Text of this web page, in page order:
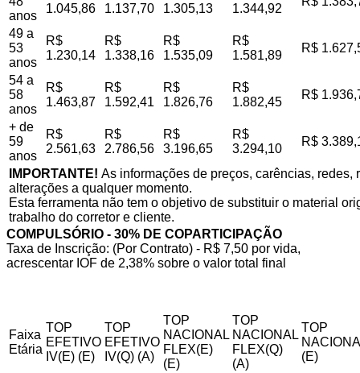
anos
1.045,86
1.137,70
1.305,13
1.344,92
49 a
53
anos
R$
1.230,14
R$
1.338,16
R$
1.535,09
R$
1.581,89
R$
54 a
58
anos
R$
1.463,87
R$
1.592,41
R$
1.826,76
R$
1.882,45
R$
+ de
59
anos
R$
2.561,63
R$
2.786,56
R$
3.196,65
R$
3.294,10
R$
IMPORTANTE! As informações de preços, carências,
alterações a qualquer momento.
Esta ferramenta não tem o objetivo de substituir o material
trabalho do corretor e cliente.
COMPULSÓRIO - 30% DE COPARTICIPAÇÃO
Taxa de Inscrição: (Por Contrato) - R$ 7,50 por vida,
acrescentar IOF de 2,38% sobre o valor total final
Faixa
Etária
TOP
EFETIVO
IV(E) (E)
TOP
EFETIVO
IV(Q) (A)
TOP
NACIONAL
FLEX(E)
(E)
TOP
NACIONAL
FLEX(Q)
(A)
TOP
(E)